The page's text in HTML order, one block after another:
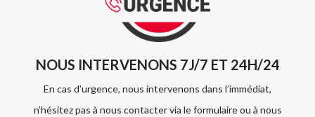
NOUS INTERVENONS 7J/7 ET 24H/24
En cas d’urgence, nous intervenons dans l’immédiat,
n’hésitez pas à nous contacter via le formulaire ou à nous